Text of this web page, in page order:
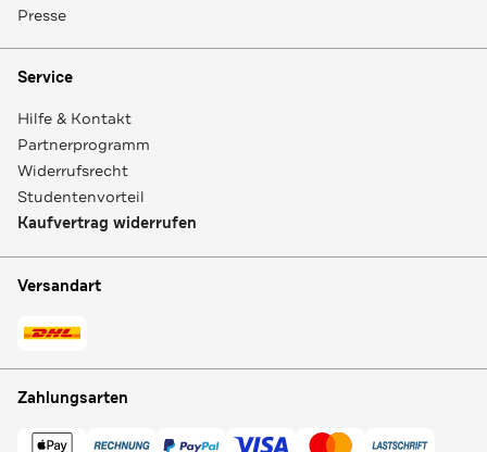
Presse
Service
Hilfe & Kontakt
Partnerprogramm
Widerrufsrecht
Studentenvorteil
Kaufvertrag widerrufen
Versandart
Zahlungsarten